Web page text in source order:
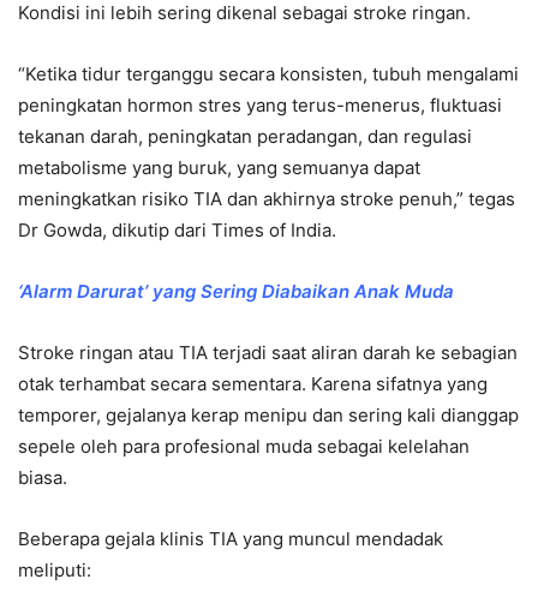
Kondisi ini lebih sering dikenal sebagai stroke ringan.
“Ketika tidur terganggu secara konsisten, tubuh mengalami
peningkatan hormon stres yang terus-menerus, fluktuasi
tekanan darah, peningkatan peradangan, dan regulasi
metabolisme yang buruk, yang semuanya dapat
meningkatkan risiko TIA dan akhirnya stroke penuh,” tegas
Dr Gowda, dikutip dari Times of India.
‘Alarm Darurat’ yang Sering Diabaikan Anak Muda
Stroke ringan atau TIA terjadi saat aliran darah ke sebagian
otak terhambat secara sementara. Karena sifatnya yang
temporer, gejalanya kerap menipu dan sering kali dianggap
sepele oleh para profesional muda sebagai kelelahan
biasa.
Beberapa gejala klinis TIA yang muncul mendadak
meliputi: